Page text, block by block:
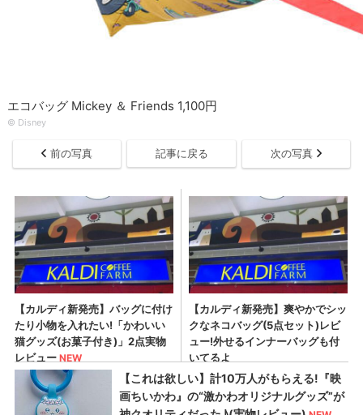
エコバッグ Mickey ＆ Friends 1,100円
© Disney
前の写真 記事に戻る 次の写真